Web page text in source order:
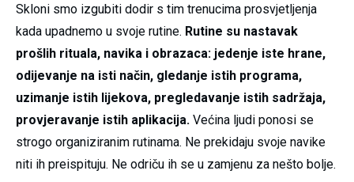
Skloni smo izgubiti dodir s tim trenucima prosvjetljenja
kada upadnemo u svoje rutine. Rutine su nastavak
prošlih rituala, navika i obrazaca: jedenje iste hrane,
odijevanje na isti način, gledanje istih programa,
uzimanje istih lijekova, pregledavanje istih sadržaja,
provjeravanje istih aplikacija. Većina ljudi ponosi se
strogo organiziranim rutinama. Ne prekidaju svoje navike
niti ih preispituju. Ne odriču ih se u zamjenu za nešto bolje.